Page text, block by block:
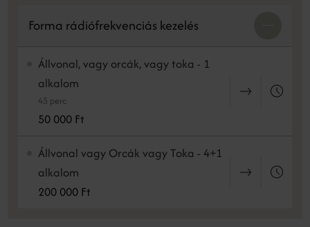
Forma rádiófrekvenciás kezelés
Állvonal, vagy orcák, vagy toka - 1
alkalom
45 perc
50 000 Ft
Állvonal vagy Orcák vagy Toka - 4+1
alkalom
200 000 Ft